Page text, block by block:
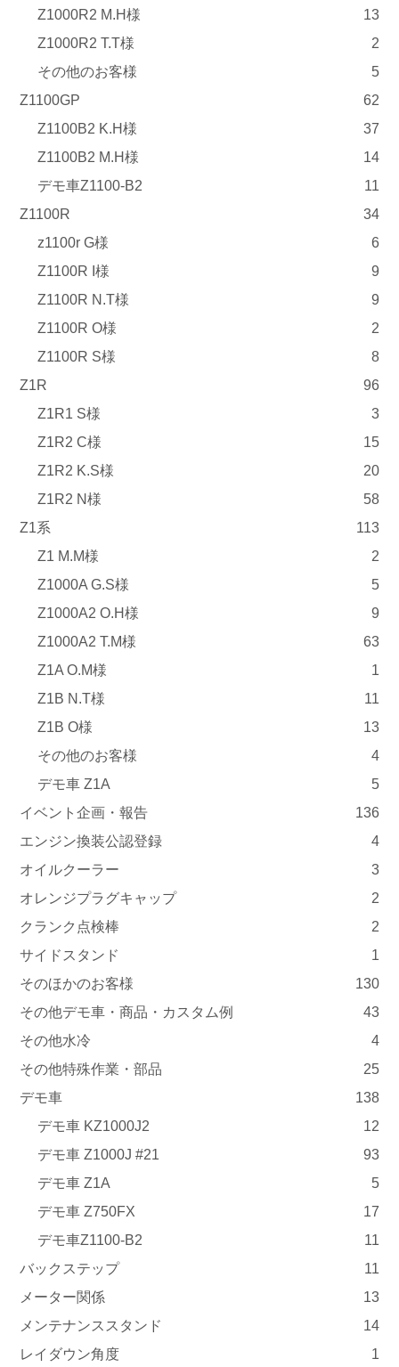
Z1000R2 M.H様
13
Z1000R2 T.T様
2
その他のお客様
5
Z1100GP
62
Z1100B2 K.H様
37
Z1100B2 M.H様
14
デモ車Z1100-B2
11
Z1100R
34
z1100r G様
6
Z1100R I様
9
Z1100R N.T様
9
Z1100R O様
2
Z1100R S様
8
Z1R
96
Z1R1 S様
3
Z1R2 C様
15
Z1R2 K.S様
20
Z1R2 N様
58
Z1系
113
Z1 M.M様
2
Z1000A G.S様
5
Z1000A2 O.H様
9
Z1000A2 T.M様
63
Z1A O.M様
1
Z1B N.T様
11
Z1B O様
13
その他のお客様
4
デモ車 Z1A
5
イベント企画・報告
136
エンジン換装公認登録
4
オイルクーラー
3
オレンジプラグキャップ
2
クランク点検棒
2
サイドスタンド
1
そのほかのお客様
130
その他デモ車・商品・カスタム例
43
その他水冷
4
その他特殊作業・部品
25
デモ車
138
デモ車 KZ1000J2
12
デモ車 Z1000J #21
93
デモ車 Z1A
5
デモ車 Z750FX
17
デモ車Z1100-B2
11
バックステップ
11
メーター関係
13
メンテナンススタンド
14
レイダウン角度
1